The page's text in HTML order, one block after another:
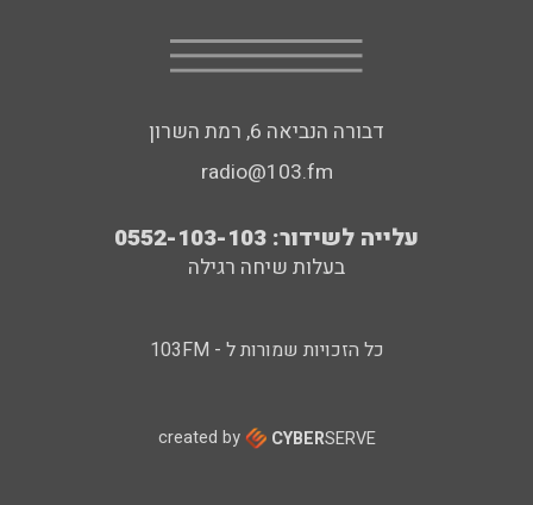
דבורה הנביאה 6, רמת השרון
radio@103.fm
עלייה לשידור: 0552-103-103
בעלות שיחה רגילה
כל הזכויות שמורות ל - 103FM
created by CYBERSERVE